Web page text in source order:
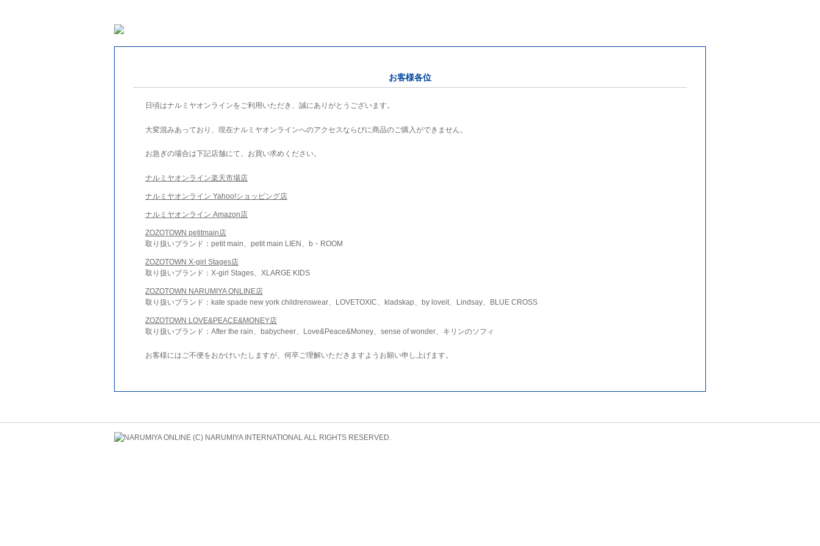
お客様各位
日頃はナルミヤオンラインをご利用いただき、誠にありがとうございます。
大変混みあっており、現在ナルミヤオンラインへのアクセスならびに商品のご購入ができません。
お急ぎの場合は下記店舗にて、お買い求めください。
ナルミヤオンライン楽天市場店
ナルミヤオンライン Yahoo!ショッピング店
ナルミヤオンライン Amazon店
ZOZOTOWN petitmain店
取り扱いブランド：petit main、petit main LIEN、b・ROOM
ZOZOTOWN X-girl Stages店
取り扱いブランド：X-girl Stages、XLARGE KIDS
ZOZOTOWN NARUMIYA ONLINE店
取り扱いブランド：kate spade new york childrenswear、LOVETOXIC、kladskap、by loveit、Lindsay、BLUE CROSS
ZOZOTOWN LOVE&PEACE&MONEY店
取り扱いブランド：After the rain、babycheer、Love&Peace&Money、sense of wonder、キリンのソフィ
お客様にはご不便をおかけいたしますが、何卒ご理解いただきますようお願い申し上げます。